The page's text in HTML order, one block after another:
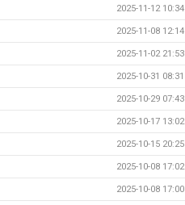
2025-11-12 10:34
2025-11-08 12:14
2025-11-02 21:53
2025-10-31 08:31
2025-10-29 07:43
2025-10-17 13:02
2025-10-15 20:25
2025-10-08 17:02
2025-10-08 17:00